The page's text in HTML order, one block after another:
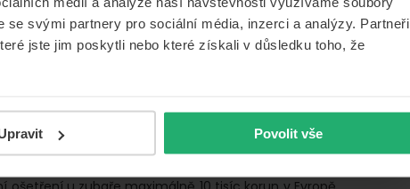
svými partnery pro sociální média, inzerci a analýzy. Partneři
jste jim poskytli nebo které získali v důsledku toho, že
Povolit vše
Premier pro celou rodinu. Vyjma vnoučat mohou
účtu. Limit léčebných výloh je 50 milionů korun
korun. U pojištění odpovědnosti je limit 6 milionů
Pojištění zajišťuje Kooperativa pojišťovna.
ke službě ČSOB Premium. Kromě držitele karty se